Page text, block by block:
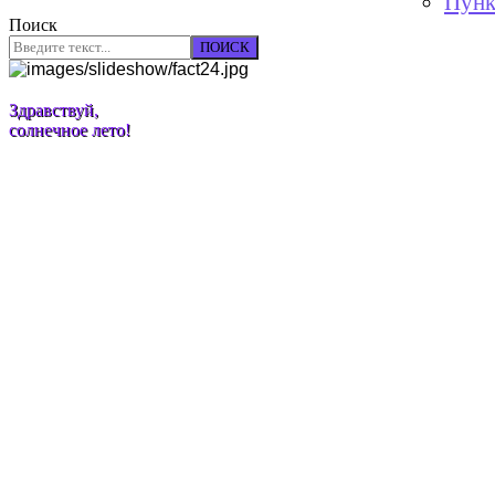
Поиск
ПОИСК
Здравствуй,
солнечное лето!